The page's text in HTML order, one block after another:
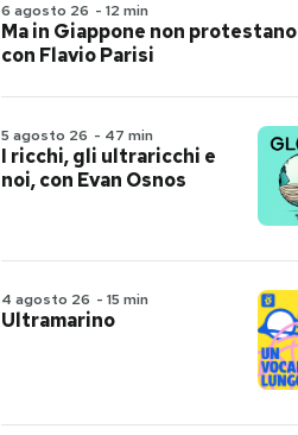
6 agosto 26 - 12 min
Ma in Giappone non protestano
con Flavio Parisi
5 agosto 26 - 47 min
I ricchi, gli ultraricchi e
noi, con Evan Osnos
4 agosto 26 - 15 min
Ultramarino